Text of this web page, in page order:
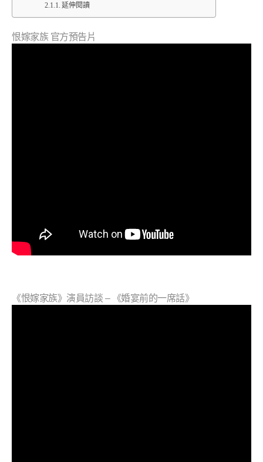
延伸閱讀
恨嫁家族 官方預告片
《恨嫁家族》演員訪談 – 《婚宴前的一席話》